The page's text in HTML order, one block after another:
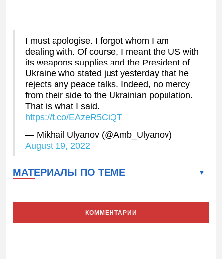
I must apologise. I forgot whom I am
dealing with. Of course, I meant the US with
its weapons supplies and the President of
Ukraine who stated just yesterday that he
rejects any peace talks. Indeed, no mercy
from their side to the Ukrainian population.
That is what I said.
https://t.co/EAzeR5CiQT
— Mikhail Ulyanov (@Amb_Ulyanov)
August 19, 2022
МАТЕРИАЛЫ ПО ТЕМЕ
КОММЕНТАРИИ